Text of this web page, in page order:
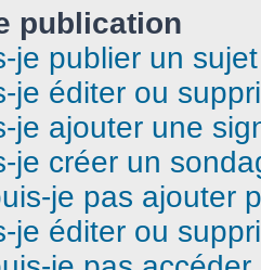
publication
je publier un
je éditer ou
je ajouter une
je créer un
je pas ajouter
je éditer ou